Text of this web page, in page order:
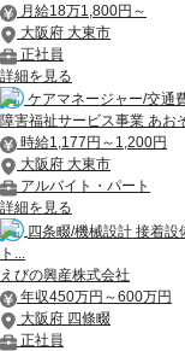
月給18万1,800円～
大阪府 大東市
正社員
詳細を見る
ケアマネージャー/交通
障害福祉サービス事業 あお
時給1,177円～1,200円
大阪府 大東市
アルバイト・パート
詳細を見る
四条畷/機械設計 接着
ト...
えびの興産株式会社
年収450万円～600万円
大阪府 四條畷
正社員